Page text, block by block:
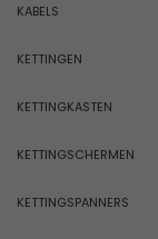
KABELS
KETTINGEN
KETTINGKASTEN
KETTINGSCHERMEN
KETTINGSPANNERS